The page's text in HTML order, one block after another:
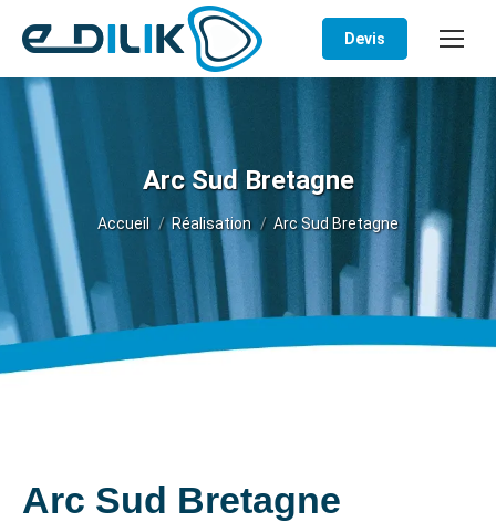
Devis
Arc Sud Bretagne
Vous êtes ici :
Accueil Réalisation Arc Sud Bretagne
Arc Sud Bretagne